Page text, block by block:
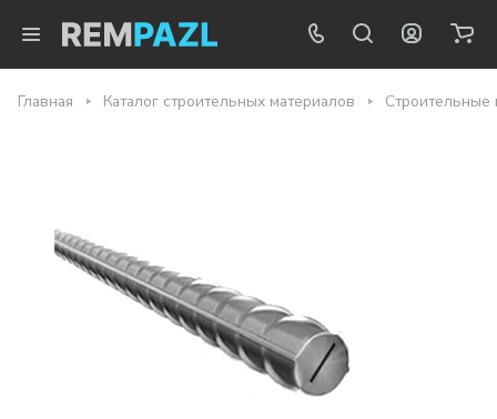
Главная Каталог строительных материалов Строительные